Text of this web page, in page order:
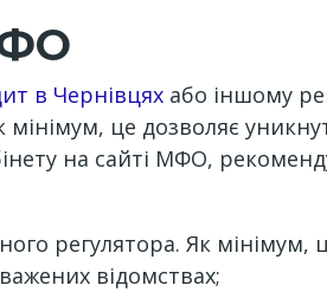
в Чернівцях або іншому
мінімум, це дозволяє
на сайті МФО,
регулятора. Як мінімум,
відомствах;